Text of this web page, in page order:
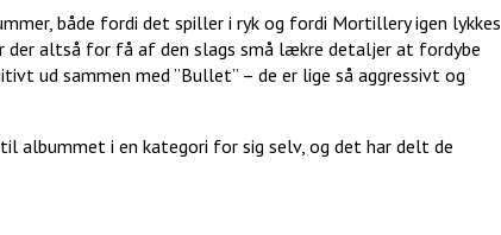
både fordi det spiller i ryk og fordi Mortillery igen lykkes
der altså for få af den slags små lækre detaljer at fordybe
ud sammen med ”Bullet” – de er lige så aggressivt og
albummet i en kategori for sig selv, og det har delt de